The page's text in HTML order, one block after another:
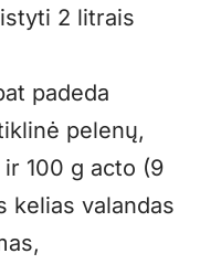
2 litrais
padeda
pelenų,
100 g acto (9
kelias valandas